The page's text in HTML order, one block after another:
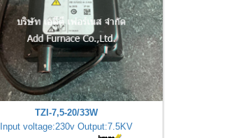
TZI-7,5-20/33W
Input voltage:230v Output:7.5KV